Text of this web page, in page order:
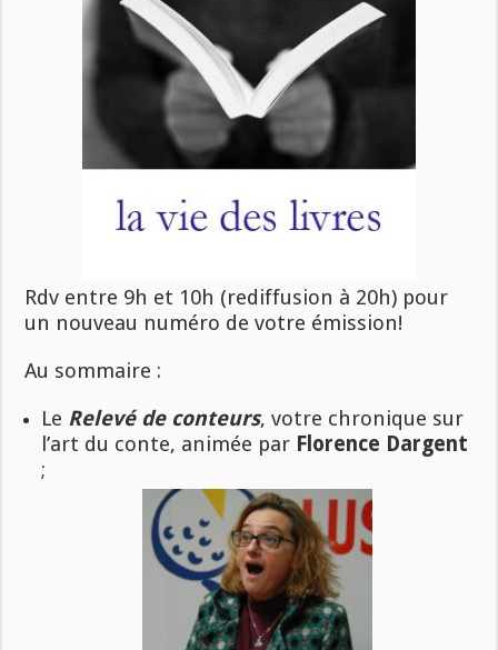
Rdv entre 9h et 10h (rediffusion à 20h) pour
un nouveau numéro de votre émission!
Au sommaire :
Le Relevé de conteurs, votre chronique sur
l’art du conte, animée par Florence Dargent
;